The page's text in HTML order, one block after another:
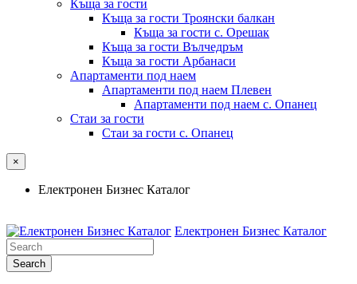
Къща за гости
Къща за гости Троянски балкан
Къща за гости с. Орешак
Къща за гости Вълчедръм
Къща за гости Арбанаси
Апартаменти под наем
Апартаменти под наем Плевен
Апартаменти под наем с. Опанец
Стаи за гости
Стаи за гости с. Опанец
×
Електронен Бизнес Каталог
Електронен Бизнес Каталог
Електронен Бизнес Каталог на България
Search
for: